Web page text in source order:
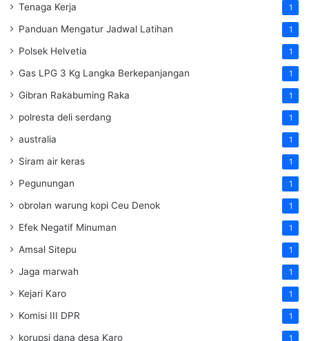
Tenaga Kerja 1
Panduan Mengatur Jadwal Latihan 1
Polsek Helvetia 1
Gas LPG 3 Kg Langka Berkepanjangan 1
Gibran Rakabuming Raka 1
polresta deli serdang 1
australia 1
Siram air keras 1
Pegunungan 1
obrolan warung kopi Ceu Denok 1
Efek Negatif Minuman 1
Amsal Sitepu 1
Jaga marwah 1
Kejari Karo 1
Komisi III DPR 1
korupsi dana desa Karo 1